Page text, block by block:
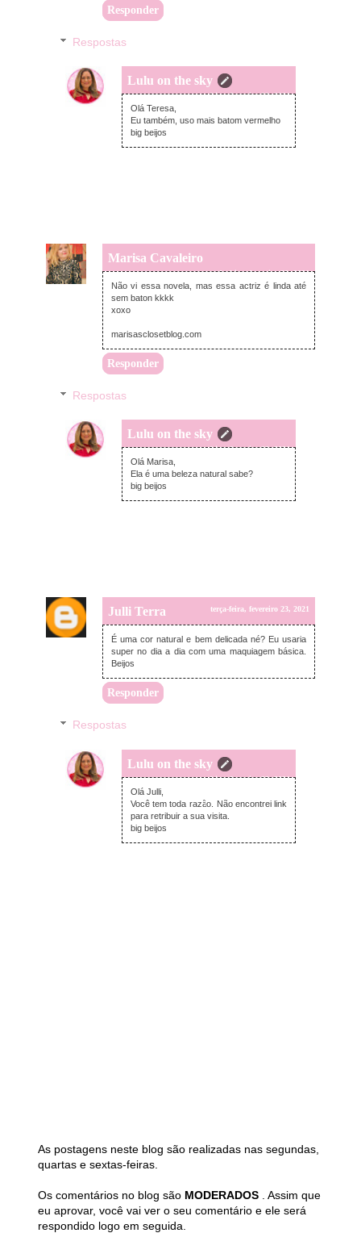
Responder
Respostas
Lulu on the sky
terça-feira, fevereiro 23, 2021
Olá Teresa,
Eu também, uso mais batom vermelho
big beijos
Marisa Cavaleiro
segunda-feira, fevereiro 22, 2021
Não vi essa novela, mas essa actriz é linda até
sem baton kkkk
xoxo
marisasclosetblog.com
Responder
Respostas
Lulu on the sky
terça-feira, fevereiro 23, 2021
Olá Marisa,
Ela é uma beleza natural sabe?
big beijos
Julli Terra terça-feira, fevereiro 23, 2021
É uma cor natural e bem delicada né? Eu usaria
super no dia a dia com uma maquiagem básica.
Beijos
Responder
Respostas
Lulu on the sky
terça-feira, fevereiro 23, 2021
Olá Julli,
Você tem toda razão. Não encontrei link
para retribuir a sua visita.
big beijos
As postagens neste blog são realizadas nas segundas,
quartas e sextas-feiras.
Os comentários no blog são MODERADOS
. Assim que
eu aprovar, você vai ver o seu comentário e ele será
respondido logo em seguida.